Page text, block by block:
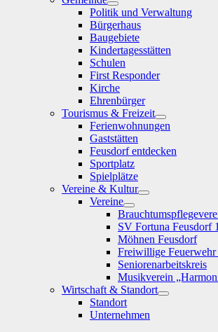
Show
sub
menu
Politik und Verwaltung
Bürgerhaus
Baugebiete
Kindertagesstätten
Schulen
First Responder
Kirche
Ehrenbürger
Tourismus & Freizeit
Show
sub
Ferienwohnungen
Gaststätten
Feusdorf entdecken
Sportplatz
Spielplätze
Vereine & Kultur
Show
sub
menu
Vereine
Show
sub
menu
SV Fortuna Feusdorf
Möhnen Feusdorf
Freiwillige Feuerwehr
Seniorenarbeitskreis
Musikverein
Wirtschaft & Standort
Show
Standort
Unternehmen